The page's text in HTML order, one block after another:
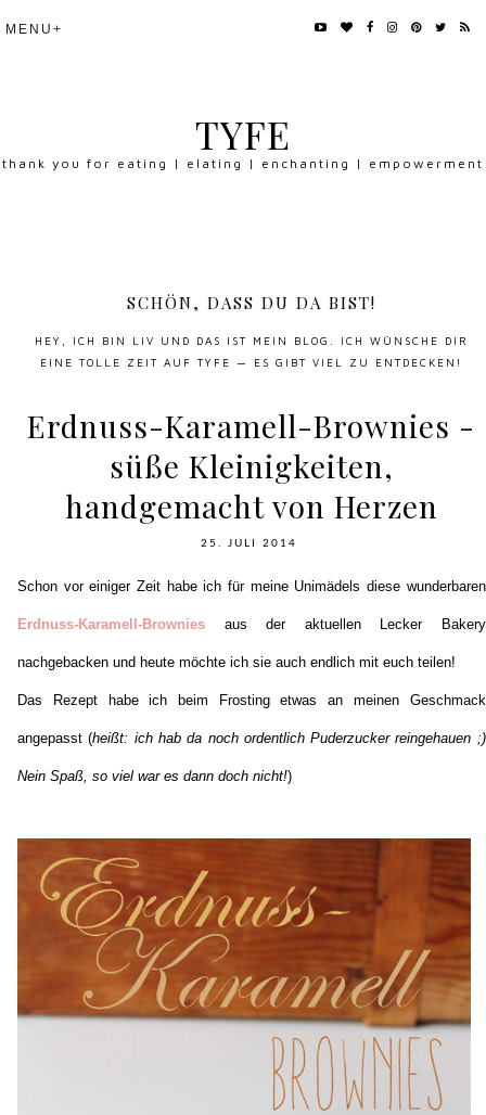
TYFE
thank you for eating | elating | enchanting | empowerment
SCHÖN, DASS DU DA BIST!
HEY, ICH BIN LIV UND DAS IST MEIN BLOG. ICH WÜNSCHE DIR
EINE TOLLE ZEIT AUF TYFE — ES GIBT VIEL ZU ENTDECKEN!
Erdnuss-Karamell-Brownies -
süße Kleinigkeiten,
handgemacht von Herzen
25. JULI 2014
Schon vor einiger Zeit habe ich für meine Unimädels diese wunderbaren
Erdnuss-Karamell-Brownies aus der aktuellen Lecker Bakery
nachgebacken und heute möchte ich sie auch endlich mit euch teilen!
Das Rezept habe ich beim Frosting etwas an meinen Geschmack
angepasst (heißt: ich hab da noch ordentlich Puderzucker reingehauen ;)
Nein Spaß, so viel war es dann doch nicht!)